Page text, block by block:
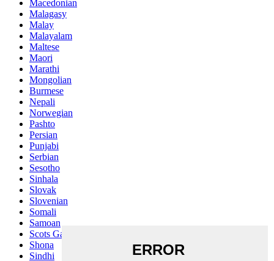
Macedonian
Malagasy
Malay
Malayalam
Maltese
Maori
Marathi
Mongolian
Burmese
Nepali
Norwegian
Pashto
Persian
Punjabi
Serbian
Sesotho
Sinhala
Slovak
Slovenian
Somali
Samoan
Scots Gaelic
Shona
Sindhi